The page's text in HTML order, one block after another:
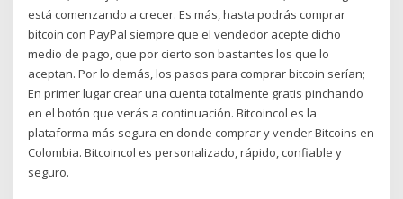
está comenzando a crecer. Es más, hasta podrás comprar
bitcoin con PayPal siempre que el vendedor acepte dicho
medio de pago, que por cierto son bastantes los que lo
aceptan. Por lo demás, los pasos para comprar bitcoin serían;
En primer lugar crear una cuenta totalmente gratis pinchando
en el botón que verás a continuación. Bitcoincol es la
plataforma más segura en donde comprar y vender Bitcoins en
Colombia. Bitcoincol es personalizado, rápido, confiable y
seguro.